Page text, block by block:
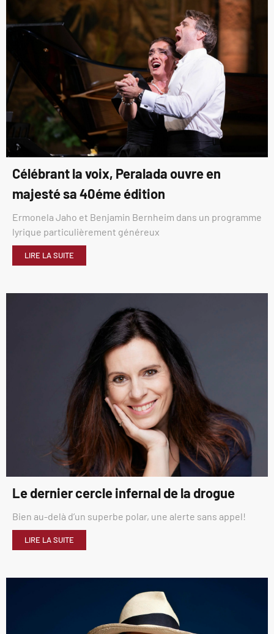
Célébrant la voix, Peralada ouvre en
majesté sa 40éme édition
Ermonela Jaho et Benjamin Bernheim dans un programme
lyrique particulièrement généreux
LIRE LA SUITE
Le dernier cercle infernal de la drogue
Bien au-delà d’un superbe polar, une alerte sans appel!
LIRE LA SUITE